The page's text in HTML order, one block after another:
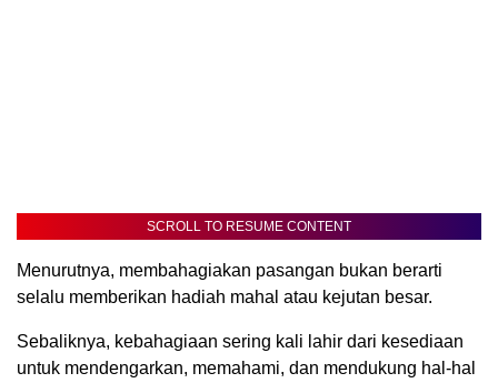
SCROLL TO RESUME CONTENT
Menurutnya, membahagiakan pasangan bukan berarti
selalu memberikan hadiah mahal atau kejutan besar.
Sebaliknya, kebahagiaan sering kali lahir dari kesediaan
untuk mendengarkan, memahami, dan mendukung hal-hal